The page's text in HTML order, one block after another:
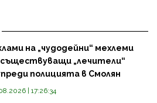
на „чудодейни“ мехлеми
„лечители“
полицията в Смолян
| 17:26:34